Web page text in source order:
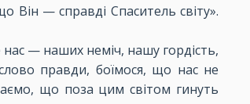
Він — справді Спаситель світу».
— наших неміч, нашу гордість,
правди, боїмося, що нас не
що поза цим світом гинуть